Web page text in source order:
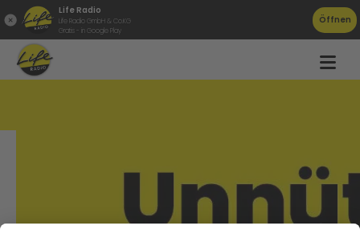
Life Radio
Life Radio GmbH & Co.KG
Gratis - in Google Play
Öffnen